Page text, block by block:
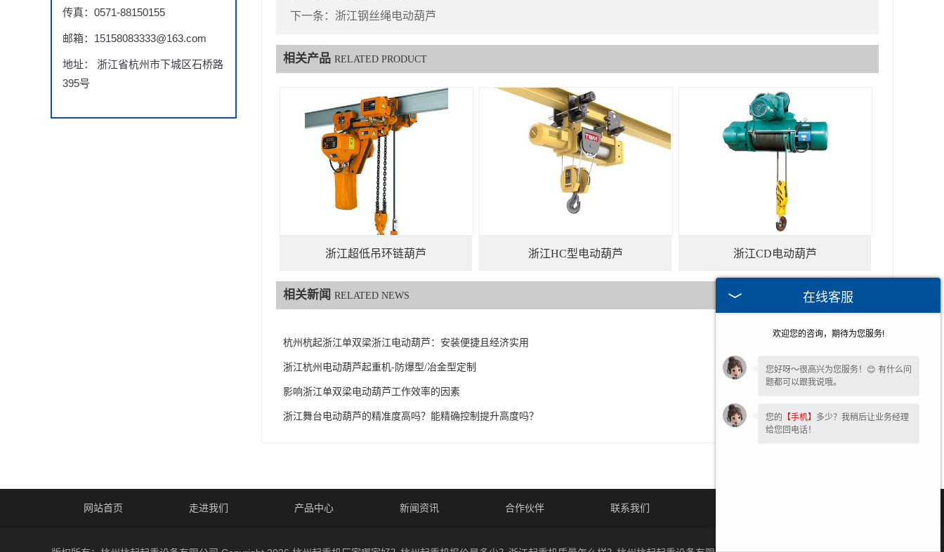
传真：0571-88150155
邮箱：15158083333@163.com
地址： 浙江省杭州市下城区石桥路
395号
下一条： 浙江钢丝绳电动葫芦
相关产品 RELATED PRODUCT
浙江超低吊环链葫芦 浙江HC型电动葫芦 浙江CD电动葫芦
相关新闻 RELATED NEWS
杭州杭起浙江单双梁浙江电动葫芦：安装便捷且经济实用
浙江杭州电动葫芦起重机-防爆型/冶金型定制 2025-07-01
影响浙江单双梁电动葫芦工作效率的因素
浙江舞台电动葫芦的精准度高吗？能精确控制提升高度吗？ 2024-10-10
网站首页 走进我们 产品中心 新闻资讯 合作伙伴 联系我们
在线客服
欢迎您的咨询，期待为您服务!
您好呀～很高兴为您服务！😊 有什么问
题都可以跟我说哦。
您的 【手机】 多少？我稍后让业务经理
给您回电话！